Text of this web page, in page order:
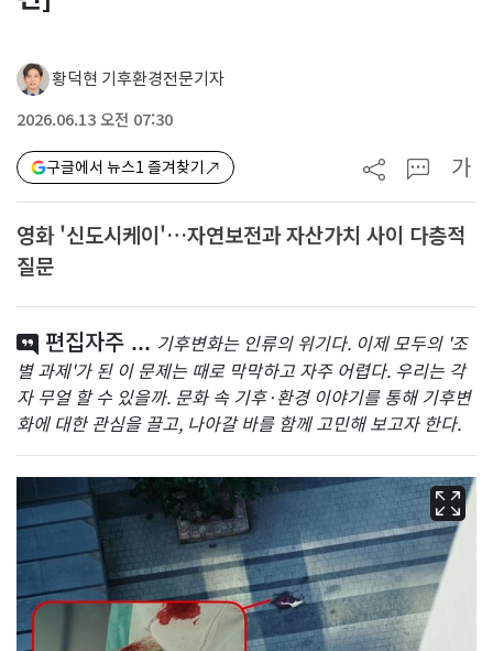
황덕현 기후환경전문기자
2026.06.13 오전 07:30
구글에서 뉴스1 즐겨찾기 가
영화 '신도시케이'…자연보전과 자산가치 사이 다층적
질문
편집자주 ... 기후변화는 인류의 위기다. 이제 모두의 '조
별 과제'가 된 이 문제는 때로 막막하고 자주 어렵다. 우리는 각
자 무얼 할 수 있을까. 문화 속 기후·환경 이야기를 통해 기후변
화에 대한 관심을 끌고, 나아갈 바를 함께 고민해 보고자 한다.